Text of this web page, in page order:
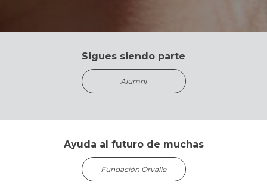
Sigues siendo parte
Alumni
Ayuda al futuro de muchas
Fundación Orvalle